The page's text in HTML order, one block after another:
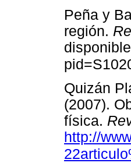
Peña y
región.
Quizán
(2007).
física.
http://